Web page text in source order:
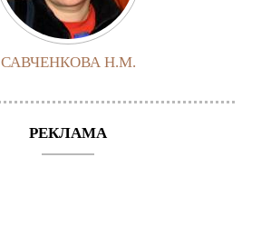
САВЧЕНКОВА Н.М.
РЕКЛАМА